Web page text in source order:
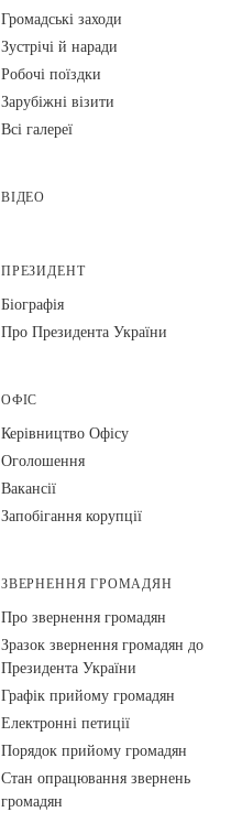
Громадські заходи
Зустрічі й наради
Робочі поїздки
Зарубіжні візити
Всі галереї
ВІДЕО
ПРЕЗИДЕНТ
Біографія
Про Президента України
ОФІС
Керівництво Офісу
Оголошення
Вакансії
Запобігання корупції
ЗВЕРНЕННЯ ГРОМАДЯН
Про звернення громадян
Зразок звернення громадян до
Президента України
Графік прийому громадян
Електронні петиції
Порядок прийому громадян
Стан опрацювання звернень
громадян